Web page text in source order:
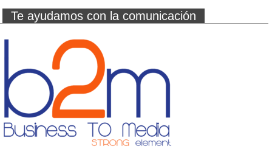
Te ayudamos con la comunicación